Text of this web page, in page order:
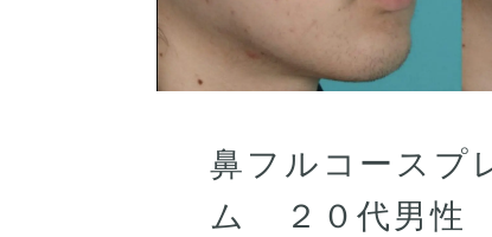
鼻フルコースプ
ム ２０代男性